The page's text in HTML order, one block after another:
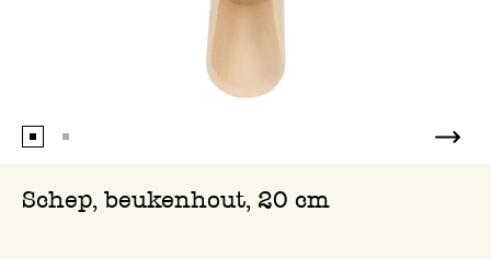
Schep, beukenhout, 20 cm